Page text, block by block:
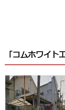
「コムホワイト